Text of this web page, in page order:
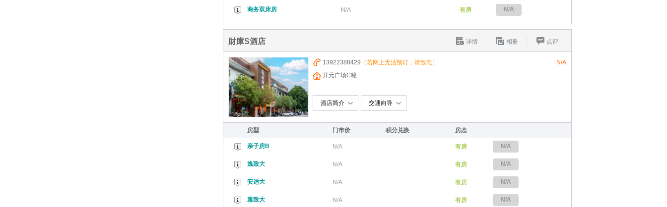
商务双床房 N/A 有房 N/A
財庫S酒店 点评
相册
详情
13922388429 （若网上无法预订，请致电）
开元广场C幢
N/A
酒店简介 交通向导
房型 门市价 积分兑换 房态
亲子房B N/A 有房 N/A
逸致大 N/A 有房 N/A
安适大 N/A 有房 N/A
雅致大 N/A 有房 N/A